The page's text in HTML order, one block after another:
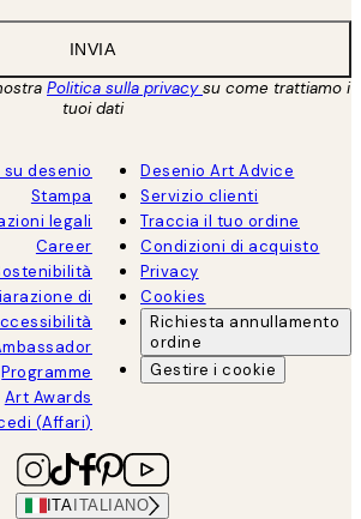
INVIA
Politica sulla privacysu come trattiamo i
tuoi dati
desenio
Stampa
legali
Career
di
Programme
Art Awards
(Affari)
Desenio Art Advice
Servizio clienti
Traccia il tuo ordine
Condizioni di acquisto
Privacy
Cookies
Richiesta annullamento
ordine
Gestire i cookie
ITA ITALIANO